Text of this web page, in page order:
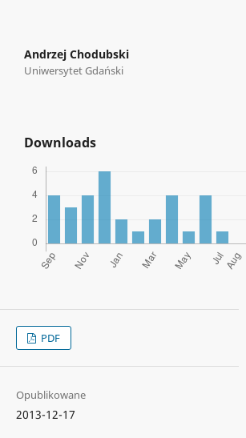
Andrzej Chodubski
Uniwersytet Gdański
Downloads
PDF
Opublikowane
2013-12-17